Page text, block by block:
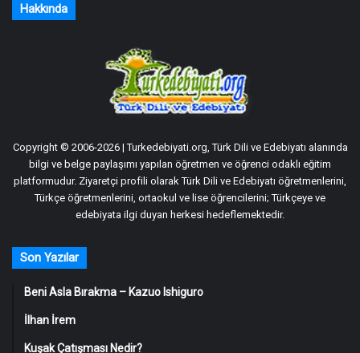
Hakkında
Copyright © 2006-2026 | Turkedebiyati.org, Türk Dili ve Edebiyatı alanında
bilgi ve belge paylaşımı yapılan öğretmen ve öğrenci odaklı eğitim
platformudur. Ziyaretçi profili olarak Türk Dili ve Edebiyatı öğretmenlerini,
Türkçe öğretmenlerini, ortaokul ve lise öğrencilerini; Türkçeye ve
edebiyata ilgi duyan herkesi hedeflemektedir.
Son Yazılar
Beni Asla Bırakma – Kazuo Ishiguro
İlhan İrem
Kuşak Çatışması Nedir?